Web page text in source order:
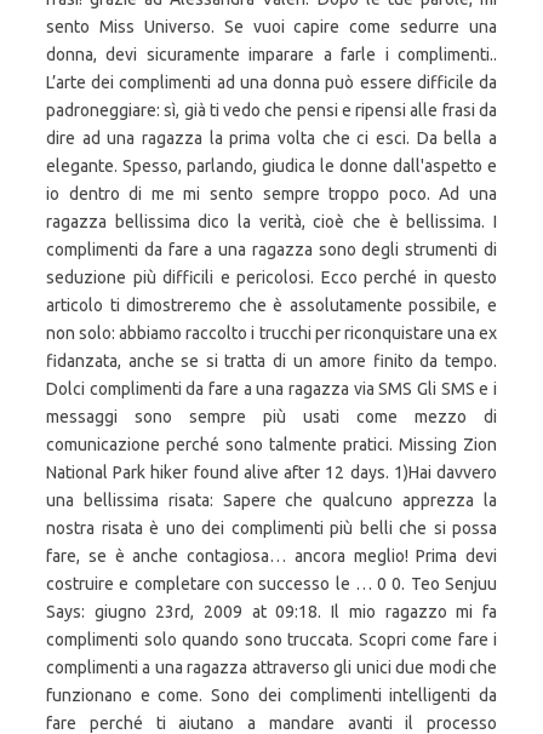
sento Miss Universo. Se vuoi capire come sedurre una
donna, devi sicuramente imparare a farle i complimenti..
L’arte dei complimenti ad una donna può essere difficile da
padroneggiare: sì, già ti vedo che pensi e ripensi alle frasi da
dire ad una ragazza la prima volta che ci esci. Da bella a
elegante. Spesso, parlando, giudica le donne dall'aspetto e
io dentro di me mi sento sempre troppo poco. Ad una
ragazza bellissima dico la verità, cioè che è bellissima. I
complimenti da fare a una ragazza sono degli strumenti di
seduzione più difficili e pericolosi. Ecco perché in questo
articolo ti dimostreremo che è assolutamente possibile, e
non solo: abbiamo raccolto i trucchi per riconquistare una ex
fidanzata, anche se si tratta di un amore finito da tempo.
Dolci complimenti da fare a una ragazza via SMS Gli SMS e i
messaggi sono sempre più usati come mezzo di
comunicazione perché sono talmente pratici. Missing Zion
National Park hiker found alive after 12 days. 1)Hai davvero
una bellissima risata: Sapere che qualcuno apprezza la
nostra risata è uno dei complimenti più belli che si possa
fare, se è anche contagiosa… ancora meglio! Prima devi
costruire e completare con successo le … 0 0. Teo Senjuu
Says: giugno 23rd, 2009 at 09:18. Il mio ragazzo mi fa
complimenti solo quando sono truccata. Scopri come fare i
complimenti a una ragazza attraverso gli unici due modi che
funzionano e come. Sono dei complimenti intelligenti da
fare perché ti aiutano a mandare avanti il processo